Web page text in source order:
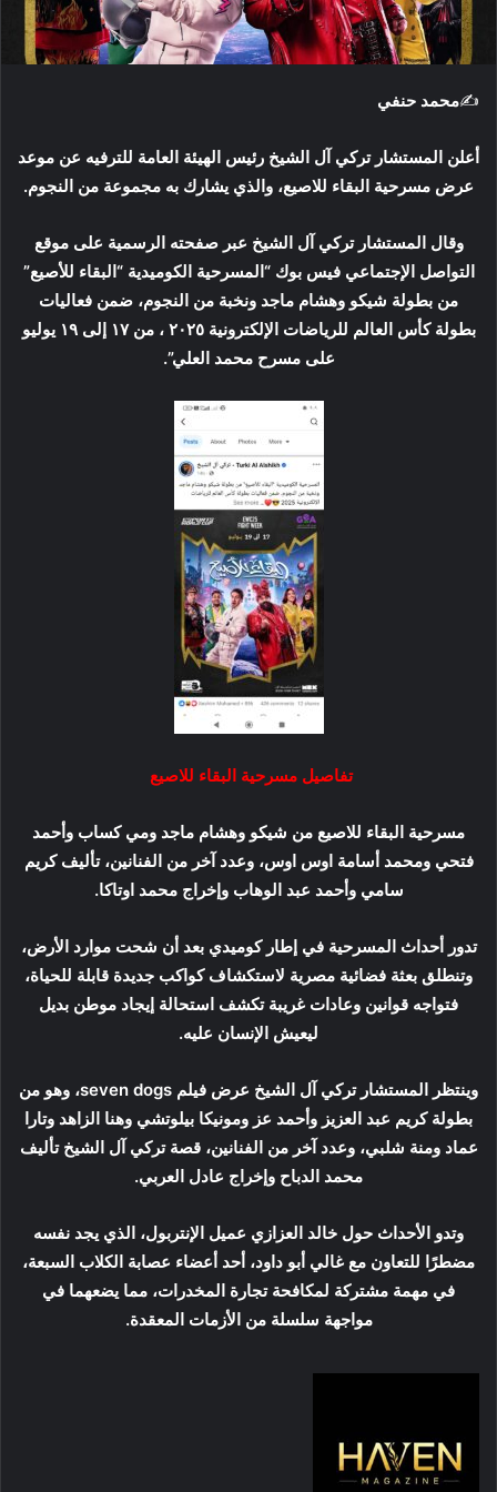
ك
ت
و
ي
ا
✍️محمد حنفي
أعلن المستشار تركي آل الشيخ رئيس الهيئة العامة للترفيه عن موعد
عرض مسرحية البقاء للاصيع، والذي يشارك به مجموعة من النجوم.
وقال المستشار تركي آل الشيخ عبر صفحته الرسمية على موقع
التواصل الإجتماعي فيس بوك “المسرحية الكوميدية “البقاء للأصيع”
من بطولة شيكو وهشام ماجد ونخبة من النجوم، ضمن فعاليات
بطولة كأس العالم للرياضات الإلكترونية ٢٠٢٥ ، من ١٧ إلى ١٩ يوليو
على مسرح محمد العلي”.
تفاصيل مسرحية البقاء للاصيع
مسرحية البقاء للاصيع من شيكو وهشام ماجد ومي كساب وأحمد
فتحي ومحمد أسامة اوس اوس، وعدد آخر من الفنانين، تأليف كريم
سامي وأحمد عبد الوهاب وإخراج محمد اوتاكا.
تدور أحداث المسرحية في إطار كوميدي بعد أن شحت موارد الأرض،
وتنطلق بعثة فضائية مصرية لاستكشاف كواكب جديدة قابلة للحياة،
فتواجه قوانين وعادات غريبة تكشف استحالة إيجاد موطن بديل
ليعيش الإنسان عليه.
وينتظر المستشار تركي آل الشيخ عرض فيلم seven dogs، وهو من
بطولة كريم عبد العزيز وأحمد عز ومونيكا بيلوتشي وهنا الزاهد وتارا
عماد ومنة شلبي، وعدد آخر من الفنانين، قصة تركي آل الشيخ تأليف
محمد الدباح وإخراج عادل العربي.
وتدو الأحداث حول خالد العزازي عميل الإنتربول، الذي يجد نفسه
مضطرًا للتعاون مع غالي أبو داود، أحد أعضاء عصابة الكلاب السبعة،
في مهمة مشتركة لمكافحة تجارة المخدرات، مما يضعهما في
مواجهة سلسلة من الأزمات المعقدة.